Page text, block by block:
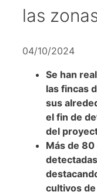
las
04/10/2024
Se han
las fincas
sus
el fin de
del
Más de
cultivos